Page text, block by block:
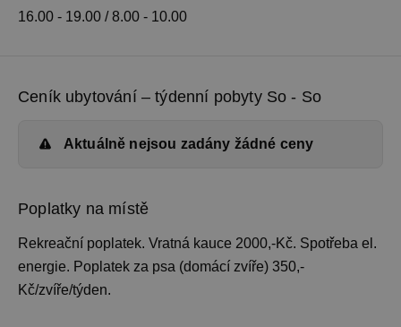
16.00 - 19.00 / 8.00 - 10.00
Ceník ubytování – týdenní pobyty So - So
Aktuálně nejsou zadány žádné ceny
Poplatky na místě
Rekreační poplatek. Vratná kauce 2000,-Kč. Spotřeba el.
energie. Poplatek za psa (domácí zvíře) 350,-
Kč/zvíře/týden.